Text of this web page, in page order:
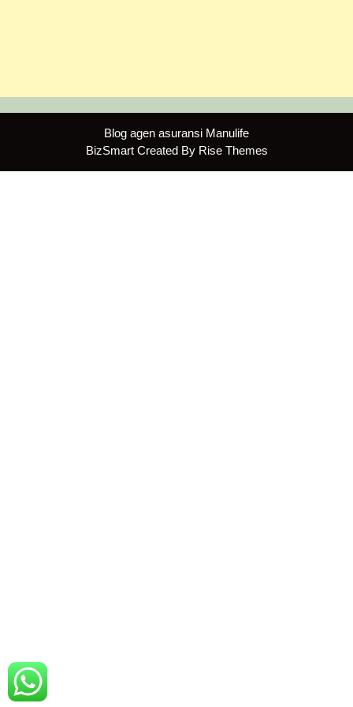
Blog agen asuransi Manulife
BizSmart Created By Rise Themes